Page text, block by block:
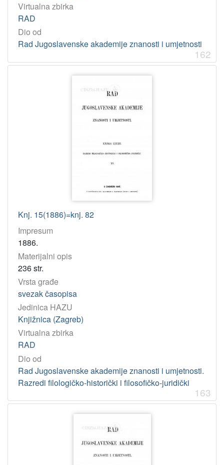
Virtualna zbirka
RAD
Dio od
Rad Jugoslavenske akademije znanosti i umjetnosti
162
Knj. 15(1886)=knj. 82
Impresum
1886.
Materijalni opis
236 str.
Vrsta građe
svezak časopisa
Jedinica HAZU
Knjižnica (Zagreb)
Virtualna zbirka
RAD
Dio od
Rad Jugoslavenske akademije znanosti i umjetnosti.
Razredi filologičko-historički i filosofičko-juridički
163